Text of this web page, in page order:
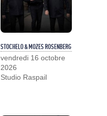
STOCHELO & MOZES ROSENBERG
vendredi 16 octobre
2026
Studio Raspail